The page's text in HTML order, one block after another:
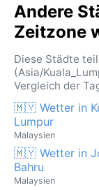
Andere
Zeitzone
Diese Städte
(Asia/
Vergleich der
🇲🇾 Wetter in
Lumpur
Malaysien
🇲🇾 Wetter in
Bahru
Malaysien